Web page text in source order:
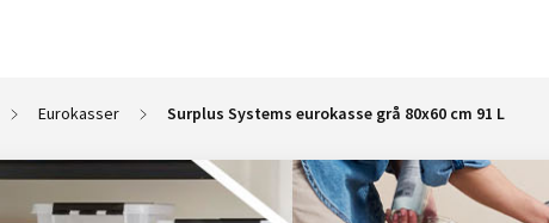
Eurokasser Surplus Systems eurokasse grå 80x60 cm 91 L